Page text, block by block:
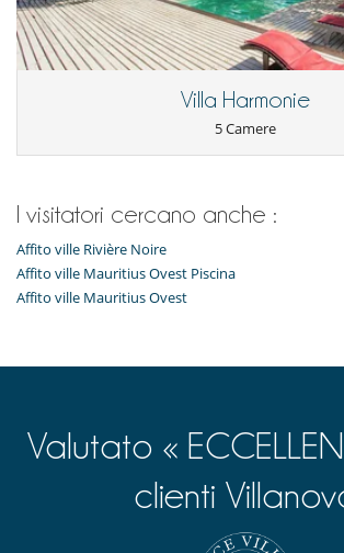
Villa Harmonie
5 Camere
I visitatori cercano anche :
Affito ville Rivière Noire
Affito ville Mauritius Ovest Piscina
Affito ville Mauritius Ovest
Valutato «
clienti